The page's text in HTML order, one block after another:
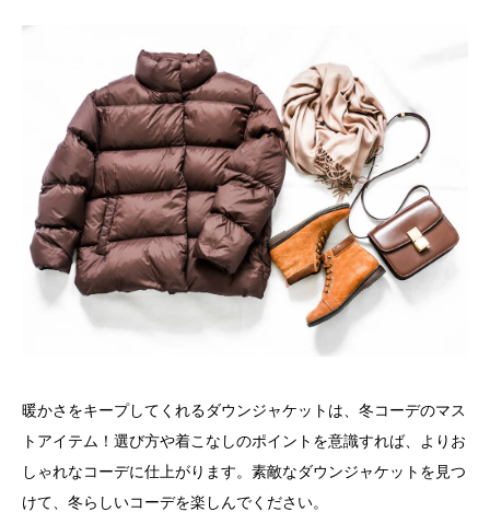
暖かさをキープしてくれるダウンジャケットは、冬コーデのマス
トアイテム！選び方や着こなしのポイントを意識すれば、よりお
しゃれなコーデに仕上がります。素敵なダウンジャケットを見つ
けて、冬らしいコーデを楽しんでください。